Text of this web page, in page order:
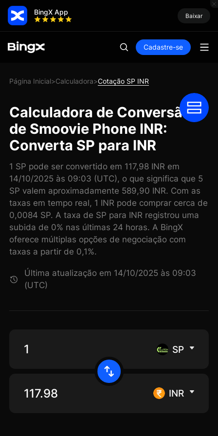
BingX App Baixar
Cadastre-se
Página Inicial>Calculadora>Cotação SP INR
Calculadora de Conversão
de Smoovie Phone INR:
Converta SP para INR
1 SP pode ser convertido em 117,98 INR em
14/10/2025 às 09:03 (UTC), o que significa que 5
SP valem aproximadamente 589,90 INR. Com as
taxas em tempo real, 1 INR pode comprar cerca de
0,0084 SP. A taxa de SP para INR registrou uma
subida de 0% nas últimas 24 horas. A BingX
oferece múltiplas opções de negociação com
taxas a partir de 0,1%.
Última atualização em 14/10/2025 às 09:03
(UTC)
SP
INR